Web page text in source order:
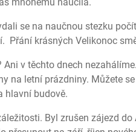
se na naučnou stezku
Přání krásných Velikonoc
v těchto dnech
na letní prázdniny. Můžete
hlavní budově.
Byl zrušen zájezd do